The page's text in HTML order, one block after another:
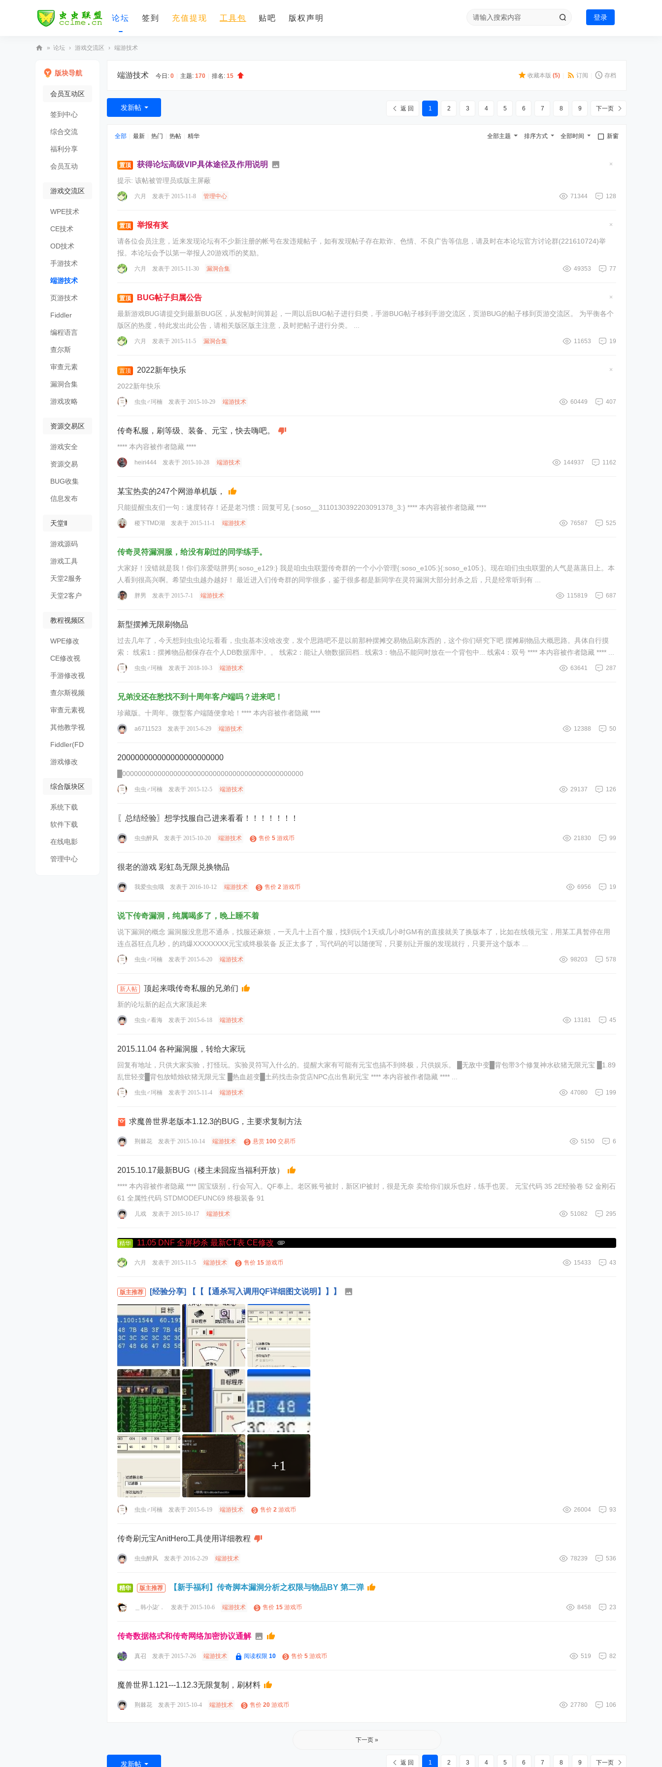
论坛 签到 充值提现 工具包 贴吧 版权声明 登录
» 论坛 › 游戏交流区 › 端游技术
版块导航
会员互动区
签到中心
综合交流
福利分享
会员互动
游戏交流区
WPE技术
CE技术
OD技术
手游技术
端游技术
页游技术
Fiddler
编程语言
查尔斯
Charles
审查元素
漏洞合集
游戏攻略
资源交易区
游戏安全
资源交易
BUG收集
信息发布
天堂Ⅱ
游戏源码
游戏工具
天堂2服务
端
天堂2客户
教程视频区
WPE修改
视频
CE修改视
频
手游修改视
频
查尔斯视频
审查元素视
频
其他教学视
频
Fiddler(FD
)
游戏修改
综合版块区
系统下载
软件下载
在线电影
管理中心
收藏本版 (5) 订阅 存档
端游技术 今日: 0 主题: 170 排名: 15
1 2 3 4 5 6 7 8 9 下一页
返 回
发新帖
新窗
全部时间
排序方式
全部主题
全部 最新 热门 热帖 精华
帖
置顶 获得论坛高级VIP具体途径及作用说明
提示: 该帖被管理员或版主屏蔽
128
71344
六月 发表于 2015-11-8 管理中心
置顶 举报有奖
请各位会员注意，近来发现论坛有不少新注册的帐号在发违规帖子，如有发现帖子存在欺诈、色情、不良广告等信息，请及时在本论坛官方讨论群(221610724)举
报。本论坛会予以第一举报人20游戏币的奖励。
77
49353
六月 发表于 2015-11-30 漏洞合集
藏
置
置顶 BUG帖子归属公告
最新游戏BUG请提交到最新BUG区，从发帖时间算起，一周以后BUG帖子进行归类，手游BUG帖子移到手游交流区，页游BUG的帖子移到页游交流区。 为平衡各个
19
11653
六月 发表于 2015-11-5 漏洞合集
帖
置顶 2022新年快乐
2022新年快乐
407
60449
虫虫♂珂楠 发表于 2015-10-29 端游技术
传奇私服，刷等级、装备、元宝，快去嗨吧。
**** 本内容被作者隐藏 ****
1162
144937
heiri444 发表于 2015-10-28 端游技术
某宝热卖的247个网游单机版，
只能提醒虫友们一句：速度转存！还是老习惯：回复可见 {:soso__3110130392203091378_3:} **** 本内容被作者隐藏 ****
525
76587
稷下TMD湖 发表于 2015-11-1 端游技术
传奇灵符漏洞服，给没有刷过的同学练手。
大家好！没错就是我！你们亲爱哒胖男{:soso_e129:} 我是咱虫虫联盟传奇群的一个小小管理{:soso_e105:}{:soso_e105:}。现在咱们虫虫联盟的人气是蒸蒸日上。本
人看到很高兴啊。希望虫虫越办越好！ 最近进入们传奇群的同学很多，鉴于很多都是新同学在灵符漏洞大部分封杀之后，只是经常听到有 ...
687
115819
胖男 发表于 2015-7-1 端游技术
新型摆摊无限刷物品
过去几年了，今天想到虫虫论坛看看，虫虫基本没啥改变，发个思路吧不是以前那种摆摊交易物品刷东西的，这个你们研究下吧 摆摊刷物品大概思路。具体自行摸
287
63641
虫虫♂珂楠 发表于 2018-10-3 端游技术
兄弟没还在愁找不到十周年客户端吗？进来吧！
珍藏版。十周年。微型客户端随便拿哈！**** 本内容被作者隐藏 ****
50
12388
a6711523 发表于 2015-6-29 端游技术
200000000000000000000000
█0000000000000000000000000000000000000000000000
126
29137
虫虫♂珂楠 发表于 2015-12-5 端游技术
〖总结经验〗想学找服自己进来看看！！！！！！！
99
21830
虫虫醉风 发表于 2015-10-20 端游技术 售价 5 游戏币
很老的游戏 彩虹岛无限兑换物品
19
6956
我爱虫虫哦 发表于 2016-10-12 端游技术 售价 2 游戏币
说下传奇漏洞，纯属喝多了，晚上睡不着
说下漏洞的概念 漏洞服没意思不通杀，找服还麻烦，一天几十上百个服，找到玩个1天或几小时GM有的直接就关了换版本了，比如在线领元宝，用某工具暂停在用
连点器狂点几秒，的鸡爆XXXXXXXX元宝或终极装备 反正太多了，写代码的可以随便写，只要别让开服的发现就行，只要开这个版本 ...
578
98203
虫虫♂珂楠 发表于 2015-6-20 端游技术
新人帖 顶起来哦传奇私服的兄弟们
新的论坛新的起点大家顶起来
45
13181
虫虫♂看海 发表于 2015-6-18 端游技术
2015.11.04 各种漏洞服，转给大家玩
回复有地址，只供大家实验，打怪玩。实验灵符写入什么的。提醒大家有可能有元宝也搞不到终极，只供娱乐。 █无敌中变█背包带3个修复神水砍猪无限元宝 █1.89
199
47080
虫虫♂珂楠 发表于 2015-11-4 端游技术
求魔兽世界老版本1.12.3的BUG，主要求复制方法
6
5150
荆棘花 发表于 2015-10-14 端游技术 悬赏 100 交易币
2015.10.17最新BUG（楼主未回应当福利开放）
**** 本内容被作者隐藏 **** 国宝级别，行会写入。QF奉上。老区账号被封，新区IP被封，很是无奈 卖给你们娱乐也好，练手也罢。 元宝代码 35 2E经验卷 52 金刚石
61 全属性代码 STDMODEFUNC69 终极装备 91
295
51082
儿戏 发表于 2015-10-17 端游技术
精华 11.05 DNF 全屏秒杀 最新CT表 CE修改
43
15433
六月 发表于 2015-11-5 端游技术 售价 15 游戏币
版主推荐 [经验分享] 【【【通杀写入调用QF详细图文说明】】】
+1
93
26004
虫虫♂珂楠 发表于 2015-6-19 端游技术 售价 2 游戏币
传奇刷元宝AnitHero工具使用详细教程
536
78239
虫虫醉风 发表于 2016-2-29 端游技术
精华 版主推荐 【新手福利】传奇脚本漏洞分析之权限与物品BY 第二弹
23
8458
＿韩小柒′． 发表于 2015-10-6 端游技术 售价 15 游戏币
传奇数据格式和传奇网络加密协议通解
82
519
真召 发表于 2015-7-26 端游技术 阅读权限 10 售价 5 游戏币
魔兽世界1.121---1.12.3无限复制，刷材料
106
27780
荆棘花 发表于 2015-10-4 端游技术 售价 20 游戏币
下一页 »
1 2 3 4 5 6 7 8 9 下一页
返 回
发新帖